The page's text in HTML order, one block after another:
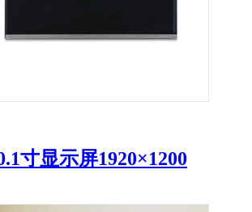
寸显示屏1920×1200